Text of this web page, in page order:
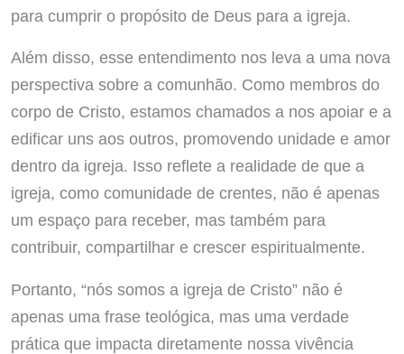
para cumprir o propósito de Deus para a igreja.
Além disso, esse entendimento nos leva a uma nova
perspectiva sobre a comunhão. Como membros do
corpo de Cristo, estamos chamados a nos apoiar e a
edificar uns aos outros, promovendo unidade e amor
dentro da igreja. Isso reflete a realidade de que a
igreja, como comunidade de crentes, não é apenas
um espaço para receber, mas também para
contribuir, compartilhar e crescer espiritualmente.
Portanto, “nós somos a igreja de Cristo” não é
apenas uma frase teológica, mas uma verdade
prática que impacta diretamente nossa vivência